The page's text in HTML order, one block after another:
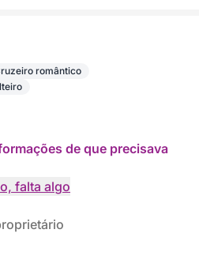
romântico
de que precisava
falta algo